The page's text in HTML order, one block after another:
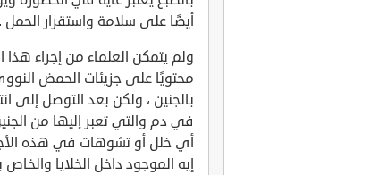
أيضًا على سلامة واستقرار الحمل .
ولم يتمكن العلماء من إجراء
في دم والتي تعبر إليها من
أي خلل أو تشوهات في هذه
إيه الموجود داخل الخلايا والخاص